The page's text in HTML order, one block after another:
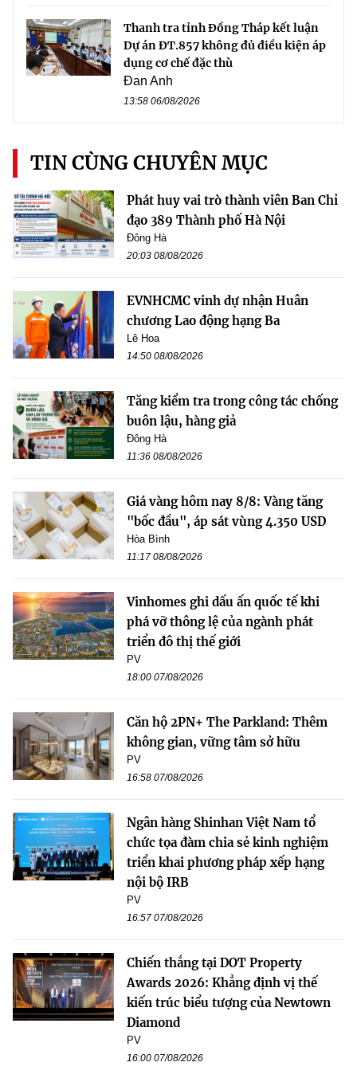
Thanh tra tỉnh Đồng Tháp kết luận
Dự án ĐT.857 không đủ điều kiện áp
dụng cơ chế đặc thù
Đan Anh
13:58 06/08/2026
TIN CÙNG CHUYÊN MỤC
Phát huy vai trò thành viên Ban Chỉ
đạo 389 Thành phố Hà Nội
Đông Hà
20:03 08/08/2026
EVNHCMC vinh dự nhận Huân
chương Lao động hạng Ba
Lê Hoa
14:50 08/08/2026
Tăng kiểm tra trong công tác chống
buôn lậu, hàng giả
Đông Hà
11:36 08/08/2026
Giá vàng hôm nay 8/8: Vàng tăng
"bốc đầu", áp sát vùng 4.350 USD
Hòa Bình
11:17 08/08/2026
Vinhomes ghi dấu ấn quốc tế khi
phá vỡ thông lệ của ngành phát
triển đô thị thế giới
PV
18:00 07/08/2026
Căn hộ 2PN+ The Parkland: Thêm
không gian, vững tâm sở hữu
PV
16:58 07/08/2026
Ngân hàng Shinhan Việt Nam tổ
chức tọa đàm chia sẻ kinh nghiệm
triển khai phương pháp xếp hạng
nội bộ IRB
PV
16:57 07/08/2026
Chiến thắng tại DOT Property
Awards 2026: Khẳng định vị thế
kiến trúc biểu tượng của Newtown
Diamond
PV
16:00 07/08/2026